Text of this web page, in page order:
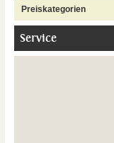
Preiskategorien
Service